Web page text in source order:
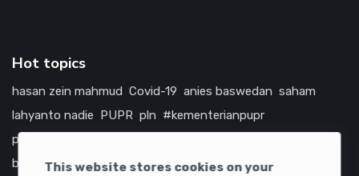
This website stores cookies on your
Hot topics
hasan zein mahmud Covid-19 anies baswedan saham
lahyanto nadie PUPR pln #kementerianpupr
prabowo subianto
bumn
jasa marga jtts china tol amerika serikat